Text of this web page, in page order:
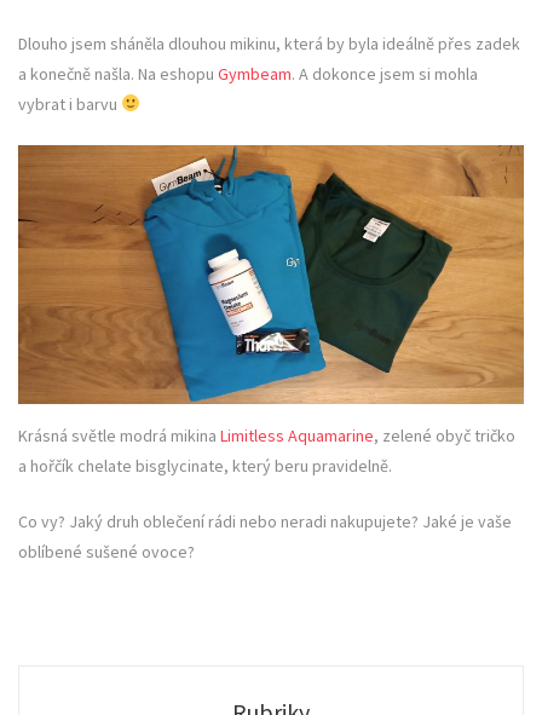
Dlouho jsem sháněla dlouhou mikinu, která by byla ideálně přes zadek
a konečně našla. Na eshopu Gymbeam. A dokonce jsem si mohla
vybrat i barvu
Krásná světle modrá mikina Limitless Aquamarine, zelené obyč tričko
a hořčík chelate bisglycinate, který beru pravidelně.
Co vy? Jaký druh oblečení rádi nebo neradi nakupujete? Jaké je vaše
oblíbené sušené ovoce?